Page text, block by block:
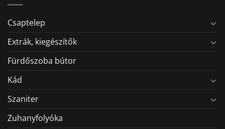
Csaptelep
Extrák, kiegészítők
Fürdőszoba bútor
Kád
Szaniter
Zuhanyfolyóka